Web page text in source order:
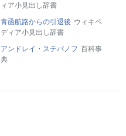
ィア小見出し辞書
青函航路からの引退後 ウィキペ
ディア小見出し辞書
アンドレイ・ステパノフ 百科事
典